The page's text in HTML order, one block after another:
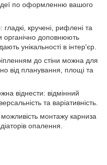
по оформленню вашого
кручені, рифлені та
органічно доповнюють
унікальності в інтер'єр.
до стіни можна для
від планування, площі та
віднести: відмінний
та варіативність.
монтажу карниза
опалення.